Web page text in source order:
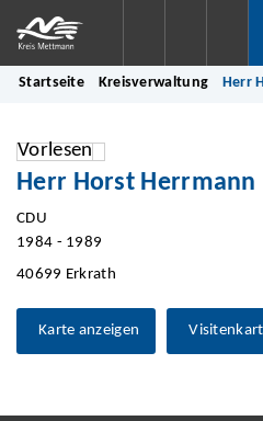
Startseite Kreisverwaltung Herr
Vorlesen
Herr Horst Herrmann
CDU
1984 - 1989
40699 Erkrath
Karte anzeigen